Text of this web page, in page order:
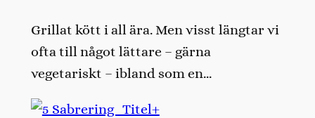
Grillat kött i all ära. Men visst längtar vi
ofta till något lättare – gärna
vegetariskt – ibland som en…